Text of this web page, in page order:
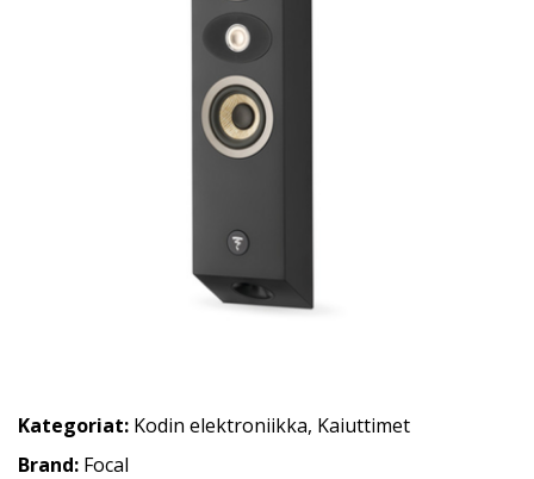
Kategoriat: Kodin elektroniikka, Kaiuttimet
Brand: Focal